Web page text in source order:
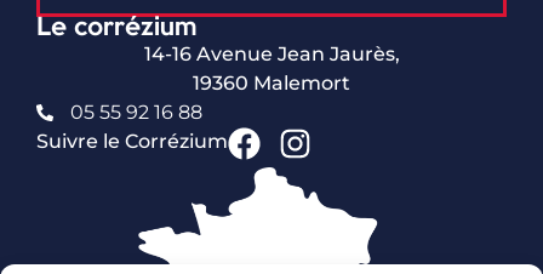
Le corrézium
14-16 Avenue Jean Jaurès,
19360 Malemort
05 55 92 16 88
Suivre le Corrézium